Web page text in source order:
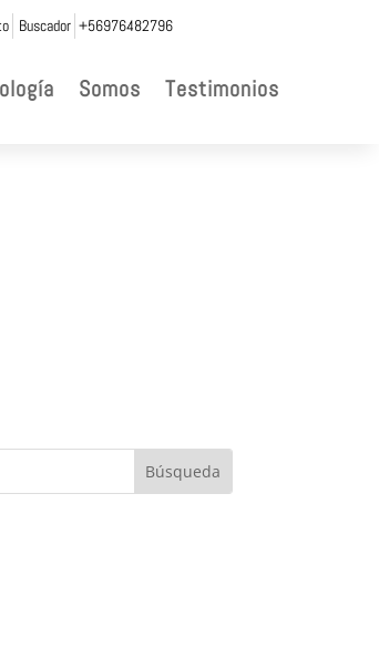
Buscador +56976482796
Somos Testimonios